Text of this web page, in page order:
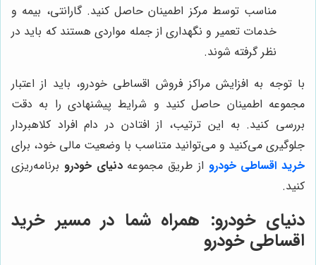
مناسب توسط مرکز اطمینان حاصل کنید. گارانتی، بیمه و
خدمات تعمیر و نگهداری از جمله مواردی هستند که باید در
نظر گرفته شوند.
با توجه به افزایش مراکز فروش اقساطی خودرو، باید از اعتبار
مجموعه اطمینان حاصل کنید و شرایط پیشنهادی را به دقت
بررسی کنید. به این ترتیب، از افتادن در دام افراد کلاهبردار
جلوگیری می‌کنید و می‌توانید متناسب با وضعیت مالی خود، برای
خرید اقساطی خودرو از طریق مجموعهدنیای خودرو برنامه‌ریزی
کنید.
دنیای خودرو: همراه شما در مسیر خرید
اقساطی خودرو